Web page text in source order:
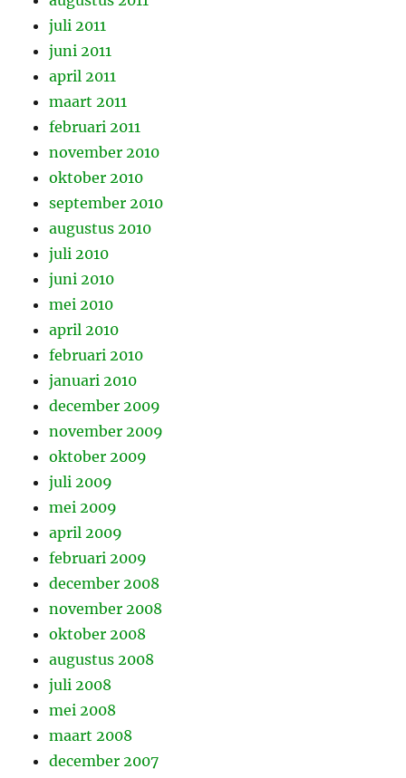
juli 2011
juni 2011
april 2011
maart 2011
februari 2011
november 2010
oktober 2010
september 2010
augustus 2010
juli 2010
juni 2010
mei 2010
april 2010
februari 2010
januari 2010
december 2009
november 2009
oktober 2009
juli 2009
mei 2009
april 2009
februari 2009
december 2008
november 2008
oktober 2008
augustus 2008
juli 2008
mei 2008
maart 2008
december 2007